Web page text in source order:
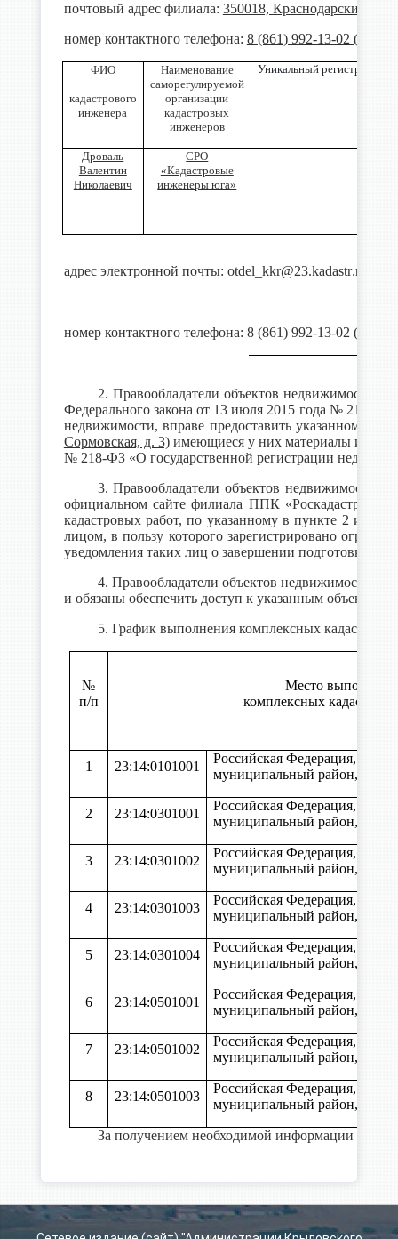
почтовый адрес филиала: 350018, Краснодарский
номер контактного телефона: 8 (861) 992-13-02 (доб.
ФИО
кадастрового
инженера
Наименование
саморегулируемой
организации
кадастровых
инженеров
Уникальный
Дроваль
Валентин
Николаевич
СРО
«Кадастровые
инженеры юга»
адрес электронной почты: otdel kkr@23.kadastr.ru
номер контактного телефона: 8
2. Правообладатели объектов недвижимости,
Федерального закона от 13 июля 2015 года № 218-ФЗ
недвижимости, вправе предоставить указанному в
Сормовская, д. 3)имеющиеся у них материалы и
№ 218-ФЗ «О государственной регистрации
3. Правообладатели объектов недвижимости –
официальном сайте филиала ППК «Роскадастр» по
кадастровых работ, по указанному в пункте 2
лицом, в пользу которого зарегистрировано
уведомления таких лиц о завершении подготовки
4. Правообладатели объектов недвижимости,
и обязаны обеспечить доступ к указанным объектам
5. График выполнения комплексных
№
п/п
Место
комплексных
1 23:14:0101001
Российская Федерация,
муниципальный район,
2 23:14:0301001
Российская Федерация,
муниципальный район,
3 23:14:0301002
Российская Федерация,
муниципальный район,
4 23:14:0301003
Российская Федерация,
муниципальный район,
5 23:14:0301004
Российская Федерация,
муниципальный район,
6 23:14:0501001
Российская Федерация,
муниципальный район,
7 23:14:0501002
Российская Федерация,
муниципальный район,
8 23:14:0501003
Российская Федерация,
муниципальный район,
За получением необходимой информации